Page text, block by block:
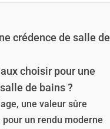
crédence de salle de
choisir pour une
de bains ?
une valeur sûre
pour un rendu moderne